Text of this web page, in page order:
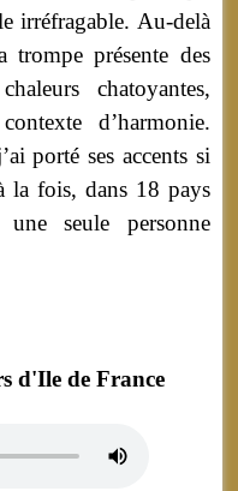
irréfragable. Au-delà
trompe présente des
chatoyantes,
d’harmonie.
porté ses accents si
la fois, dans 18 pays
seule personne
d'Ile de France